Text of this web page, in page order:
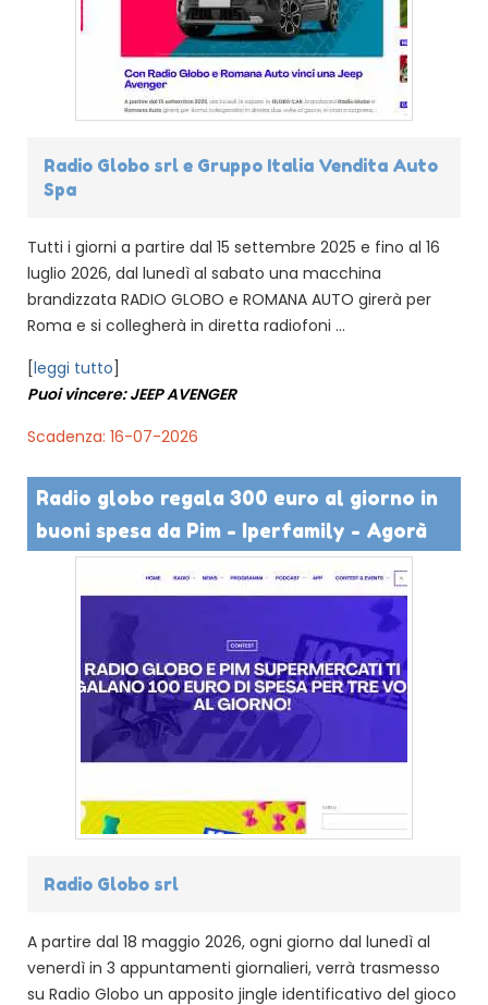
Radio Globo srl e Gruppo Italia Vendita Auto
Spa
Tutti i giorni a partire dal 15 settembre 2025 e fino al 16
luglio 2026, dal lunedì al sabato una macchina
brandizzata RADIO GLOBO e ROMANA AUTO girerà per
Roma e si collegherà in diretta radiofoni ...
[leggi tutto]
Puoi vincere: JEEP AVENGER
Scadenza: 16-07-2026
Radio globo regala 300 euro al giorno in
buoni spesa da Pim - Iperfamily - Agorà
Radio Globo srl
A partire dal 18 maggio 2026, ogni giorno dal lunedì al
venerdì in 3 appuntamenti giornalieri, verrà trasmesso
su Radio Globo un apposito jingle identificativo del gioco